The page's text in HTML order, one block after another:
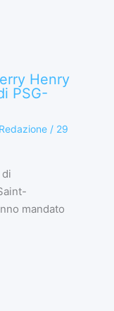
Henry
PSG-
Redazione / 29
mandato